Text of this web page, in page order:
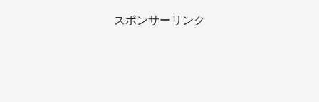
スポンサーリンク